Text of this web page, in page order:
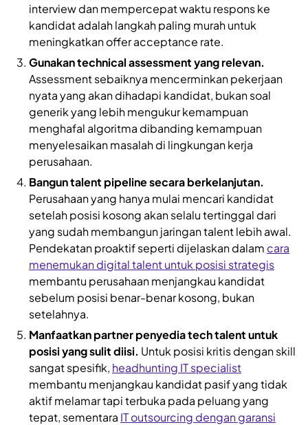
interview dan mempercepat waktu respons ke
kandidat adalah langkah paling murah untuk
meningkatkan offer acceptance rate.
Gunakan technical assessment yang relevan.
Assessment sebaiknya mencerminkan pekerjaan
nyata yang akan dihadapi kandidat, bukan soal
generik yang lebih mengukur kemampuan
menghafal algoritma dibanding kemampuan
menyelesaikan masalah di lingkungan kerja
perusahaan.
Bangun talent pipeline secara berkelanjutan.
Perusahaan yang hanya mulai mencari kandidat
setelah posisi kosong akan selalu tertinggal dari
yang sudah membangun jaringan talent lebih awal.
Pendekatan proaktif seperti dijelaskan dalam cara
menemukan digital talent untuk posisi strategis
membantu perusahaan menjangkau kandidat
sebelum posisi benar-benar kosong, bukan
setelahnya.
Manfaatkan partner penyedia tech talent untuk
posisi yang sulit diisi. Untuk posisi kritis dengan skill
sangat spesifik, headhunting IT specialist
membantu menjangkau kandidat pasif yang tidak
aktif melamar tapi terbuka pada peluang yang
tepat, sementara IT outsourcing dengan garansi